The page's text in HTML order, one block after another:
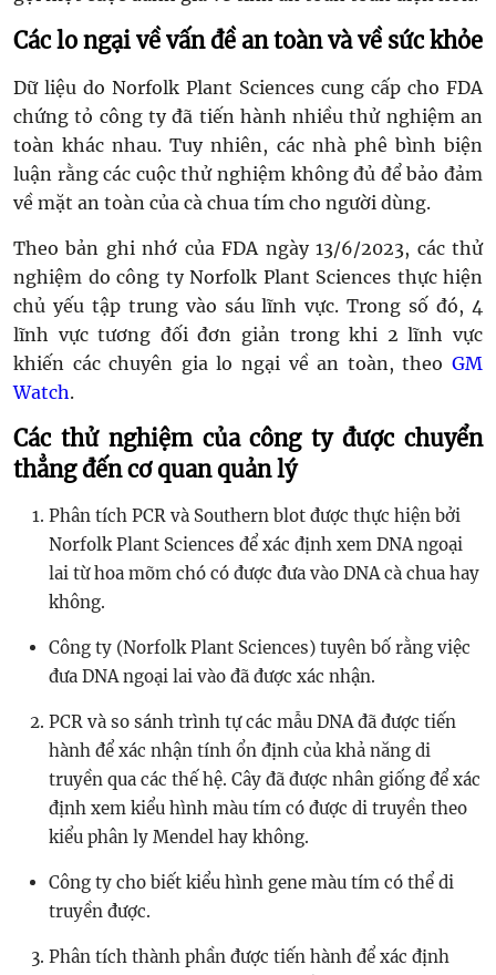
Các lo ngại về vấn đề an toàn và về sức khỏe
Dữ liệu do Norfolk Plant Sciences cung cấp cho FDA
chứng tỏ công ty đã tiến hành nhiều thử nghiệm an
toàn khác nhau. Tuy nhiên, các nhà phê bình biện
luận rằng các cuộc thử nghiệm không đủ để bảo đảm
về mặt an toàn của cà chua tím cho người dùng.
Theo bản ghi nhớ của FDA ngày 13/6/2023, các thử
nghiệm do công ty Norfolk Plant Sciences thực hiện
chủ yếu tập trung vào sáu lĩnh vực. Trong số đó, 4
lĩnh vực tương đối đơn giản trong khi 2 lĩnh vực
khiến các chuyên gia lo ngại về an toàn, theo GM
Watch.
Các thử nghiệm của công ty được chuyển
thẳng đến cơ quan quản lý
Phân tích PCR và Southern blot được thực hiện bởi
Norfolk Plant Sciences để xác định xem DNA ngoại
lai từ hoa mõm chó có được đưa vào DNA cà chua hay
không.
Công ty (Norfolk Plant Sciences) tuyên bố rằng việc
đưa DNA ngoại lai vào đã được xác nhận.
PCR và so sánh trình tự các mẫu DNA đã được tiến
hành để xác nhận tính ổn định của khả năng di
truyền qua các thế hệ. Cây đã được nhân giống để xác
định xem kiểu hình màu tím có được di truyền theo
kiểu phân ly Mendel hay không.
Công ty cho biết kiểu hình gene màu tím có thể di
truyền được.
Phân tích thành phần được tiến hành để xác định